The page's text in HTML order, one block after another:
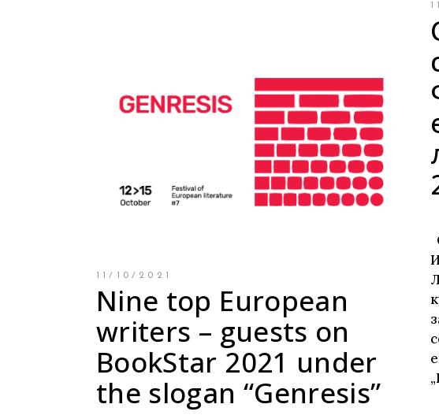
11/10/2021
Nine top European
writers – guests on
BookStar 2021 under
the slogan “Genresis”